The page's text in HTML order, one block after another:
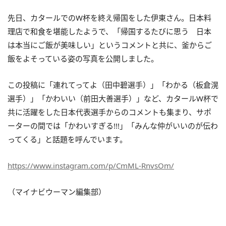
先日、カタールでのW杯を終え帰国をした伊東さん。日本料
理店で和食を堪能したようで、「帰国するたびに思う 日本
は本当にご飯が美味しい」というコメントと共に、釜からご
飯をよそっている姿の写真を公開しました。
この投稿に「連れてってよ（田中碧選手）」「わかる（板倉滉
選手）」「かわいい（前田大善選手）」など、カタールW杯で
共に活躍をした日本代表選手からのコメントも集まり、サポ
ーターの間では「かわいすぎる!!!」「みんな仲がいいのが伝わ
ってくる」と話題を呼んでいます。
https://www.instagram.com/p/CmML-RnvsOm/
（マイナビウーマン編集部）